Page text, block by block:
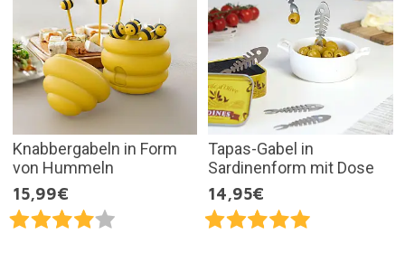
Knabbergabeln in Form
von Hummeln
15,99€
Tapas-Gabel in
Sardinenform mit Dose
14,95€